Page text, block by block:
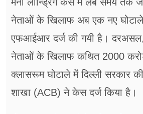
नेताओं के खिलाफ अब एक नए
एफआईआर दर्ज की गयी है।
नेताओं के खिलाफ कथित 2000
क्लासरूम घोटाले में दिल्ली सरकार
शाखा (ACB) ने केस दर्ज किया है।